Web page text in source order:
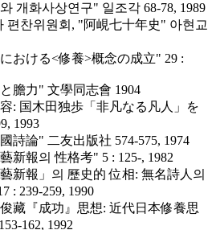
개화사상연구" 일조각 68-78, 1989
편찬위원회, "阿峴七十年史" 아현교
おける<修養>概念の成立" 29 :
膽力" 文學同志會 1904
: 国木田独歩「非凡なる凡人」を
1993
詩論" 二友出版社 574-575, 1974
新報의 性格考" 5 : 125-, 1982
新報」의 歷史的 位相: 無名詩人의
: 239-259, 1990
藏『成功』思想: 近代日本修養思
162, 1992